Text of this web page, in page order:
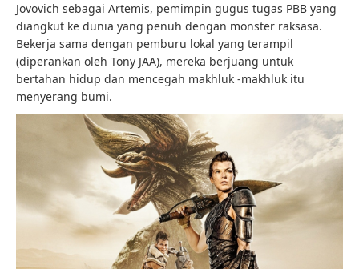
Jovovich sebagai Artemis, pemimpin gugus tugas PBB yang
diangkut ke dunia yang penuh dengan monster raksasa.
Bekerja sama dengan pemburu lokal yang terampil
(diperankan oleh Tony JAA), mereka berjuang untuk
bertahan hidup dan mencegah makhluk -makhluk itu
menyerang bumi.